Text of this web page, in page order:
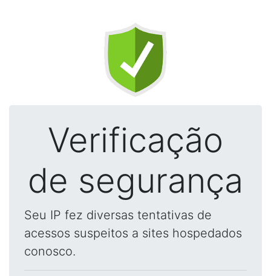
Verificação
de segurança
Seu IP fez diversas tentativas de
acessos suspeitos a sites hospedados
conosco.